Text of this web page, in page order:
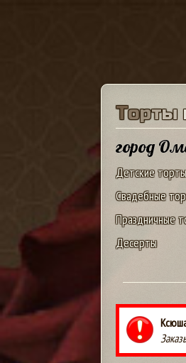
Торты
город
Детские торты
Свадебные
Праздничные
Десерты